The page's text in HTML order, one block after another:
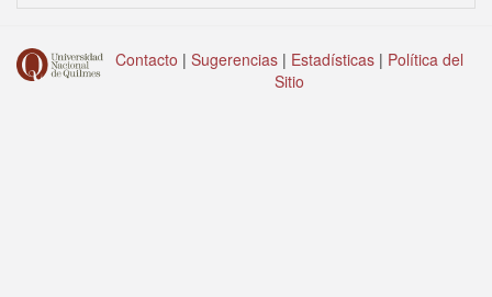
Contacto | Sugerencias | Estadísticas | Política del
Sitio